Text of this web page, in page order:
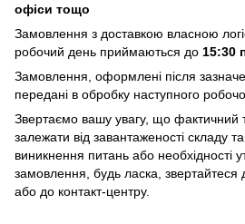
офіси тощо
Замовлення з доставкою власною
робочий день приймаються до 15:30
Замовлення, оформлені після
передані в обробку наступного
Звертаємо вашу увагу, що фактичний
залежати від завантаженості складу та
виникнення питань або необхідності
замовлення, будь ласка,
або до контакт-центру.